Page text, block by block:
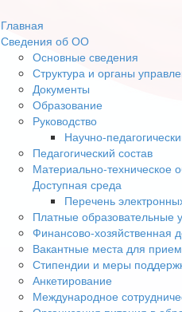
Главная
Сведения об ОО
Основные сведения
Структура и органы
Документы
Образование
Руководство
Научно-
Педагогический состав
Материально-техническое
Доступная среда
Перечень
Платные образовательные
Финансово-хозяйственная
Вакантные места для
Стипендии и меры
Анкетирование
Международное